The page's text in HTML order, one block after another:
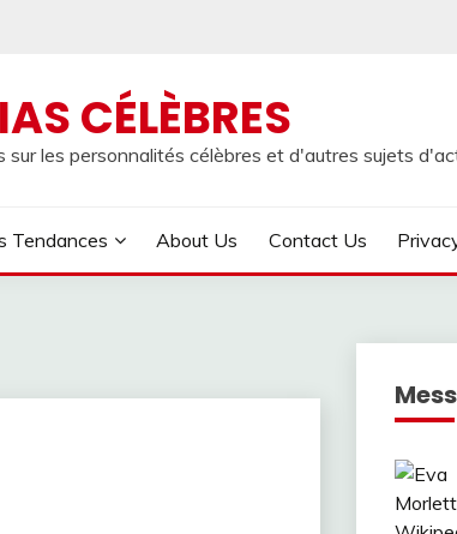
CÉLÈBRES
les personnalités célèbres et d'autres sujets
Tendances About Us Contact Us